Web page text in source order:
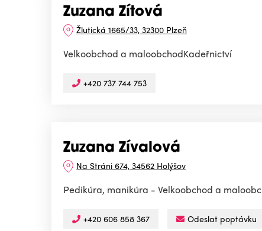
Zuzana Zítová
Žlutická 1665/33, 32300 Plzeň
Velkoobchod a maloobchodKadeřnictví
+420 737 744 753
Zuzana Zívalová
Na Stráni 674, 34562 Holýšov
Pedikúra, manikúra - Velkoobchod a
+420 606 858 367 Odeslat poptávku